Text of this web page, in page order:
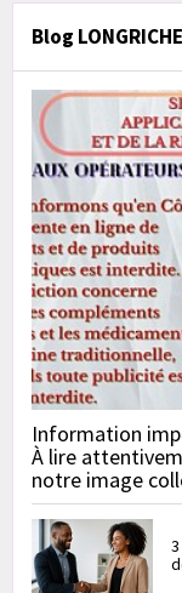
Blog
Information
À lire
notre image